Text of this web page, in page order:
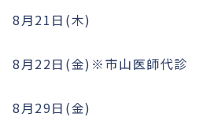
8月21日(木)
8月22日(金)※市山医師代診
8月29日(金)